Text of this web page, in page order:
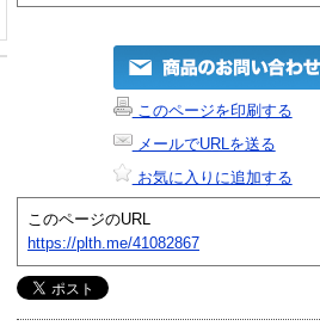
このページを印刷する
メールでURLを送る
お気に入りに追加する
このページのURL
https://plth.me/41082867